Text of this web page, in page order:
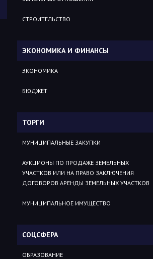
СТРОИТЕЛЬСТВО
ЭКОНОМИКА И ФИНАНСЫ
ЭКОНОМИКА
БЮДЖЕТ
ТОРГИ
МУНИЦИПАЛЬНЫЕ ЗАКУПКИ
АУКЦИОНЫ ПО ПРОДАЖЕ ЗЕМЕЛЬНЫХ
УЧАСТКОВ ИЛИ НА ПРАВО ЗАКЛЮЧЕНИЯ
ДОГОВОРОВ АРЕНДЫ ЗЕМЕЛЬНЫХ УЧАСТКОВ
МУНИЦИПАЛЬНОЕ ИМУЩЕСТВО
СОЦСФЕРА
ОБРАЗОВАНИЕ